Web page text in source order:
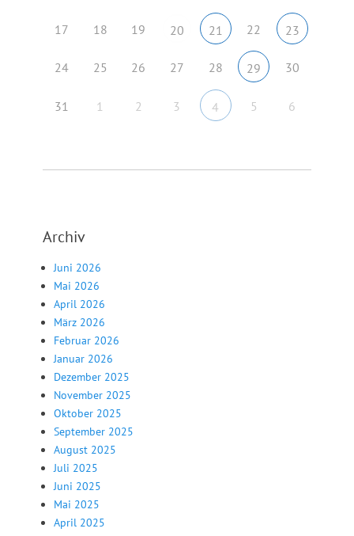
17 18 19 20 21 22 23
24 25 26 27 28 29 30
31 1 2 3 4 5 6
Archiv
Juni 2026
Mai 2026
April 2026
März 2026
Februar 2026
Januar 2026
Dezember 2025
November 2025
Oktober 2025
September 2025
August 2025
Juli 2025
Juni 2025
Mai 2025
April 2025